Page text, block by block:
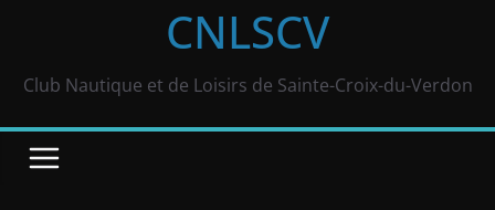
CNLSCV
Club Nautique et de Loisirs de Sainte-Croix-du-Verdon